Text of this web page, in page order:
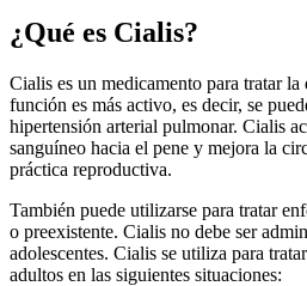
¿Qué es Cialis?
Cialis es un medicamento para tratar
función es más activo, es decir, se
hipertensión arterial pulmonar. Cialis
sanguíneo hacia el pene y mejora la
práctica reproductiva.
También puede utilizarse para tratar
o preexistente. Cialis no debe ser
adolescentes. Cialis se utiliza para
adultos en las siguientes situaciones: